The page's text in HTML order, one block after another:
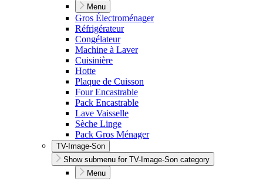
Menu
Gros Électroménager
Réfrigérateur
Congélateur
Machine à Laver
Cuisinière
Hotte
Plaque de Cuisson
Four Encastrable
Pack Encastrable
Lave Vaisselle
Sèche Linge
Pack Gros Ménager
TV-Image-Son
Show submenu for TV-Image-Son category
Menu